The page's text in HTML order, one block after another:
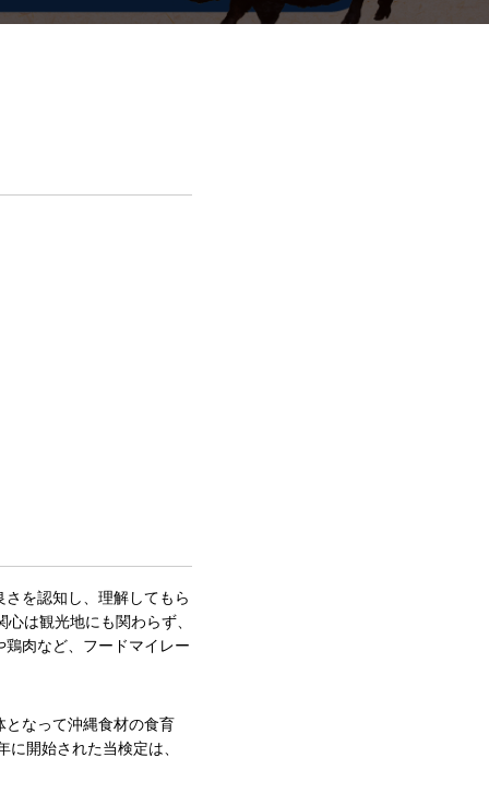
を認知し、理解してもら
は観光地にも関わらず、
肉など、フードマイレー
なって沖縄食材の食育
開始された当検定は、